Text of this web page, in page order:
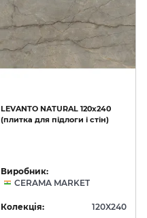
LEVANTO NATURAL 120х240
(плитка для підлоги і стін)
Виробник:
CERAMA MARKET
Колекція: 120X240